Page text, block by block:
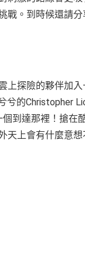
戰。到時候還請
上探險的夥伴加
兮的Christopher
到達那裡！搶在
天上會有什麼意想